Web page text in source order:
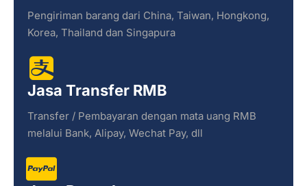
Pengiriman barang dari China, Taiwan, Hongkong,
Korea, Thailand dan Singapura
Jasa Transfer RMB
Transfer / Pembayaran dengan mata uang RMB
melalui Bank, Alipay, Wechat Pay, dll